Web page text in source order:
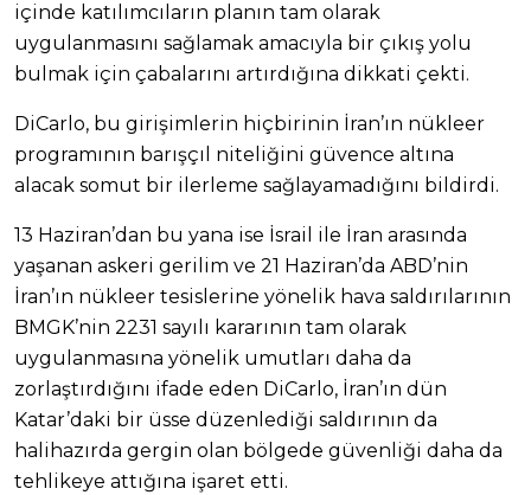
içinde katılımcıların planın tam olarak
uygulanmasını sağlamak amacıyla bir çıkış yolu
bulmak için çabalarını artırdığına dikkati çekti.
DiCarlo, bu girişimlerin hiçbirinin İran’ın nükleer
programının barışçıl niteliğini güvence altına
alacak somut bir ilerleme sağlayamadığını bildirdi.
13 Haziran’dan bu yana ise İsrail ile İran arasında
yaşanan askeri gerilim ve 21 Haziran’da ABD’nin
İran’ın nükleer tesislerine yönelik hava saldırılarının
BMGK’nin 2231 sayılı kararının tam olarak
uygulanmasına yönelik umutları daha da
zorlaştırdığını ifade eden DiCarlo, İran’ın dün
Katar’daki bir üsse düzenlediği saldırının da
halihazırda gergin olan bölgede güvenliği daha da
tehlikeye attığına işaret etti.